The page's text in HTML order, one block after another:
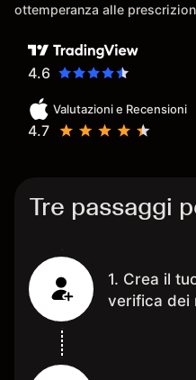
ottemperanza alle
4.6
Valutazioni e Recensioni
4.7
Tre passaggi
1. Crea il
verifica dei